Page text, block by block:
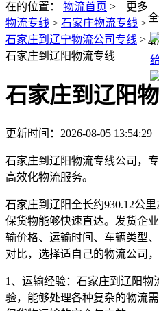
更多
在的位置：
物流首页 >
物流专线 > 石家庄物流专线 >
石家庄到辽宁物流公司专线 >
石家庄到辽阳物流专线
石家庄到辽阳
更新时间：2026-08-05 13:54:29
石家庄到辽阳物流专线公司，
高效化物流服务。
石家庄到辽阳全长约930.12公
保货物能够快速直达。发货企
输价格、运输时间、车辆类型
对比，选择适自己的物流公司，
1、运输经验： 石家庄到辽阳物
验，能够处理各种复杂的物流